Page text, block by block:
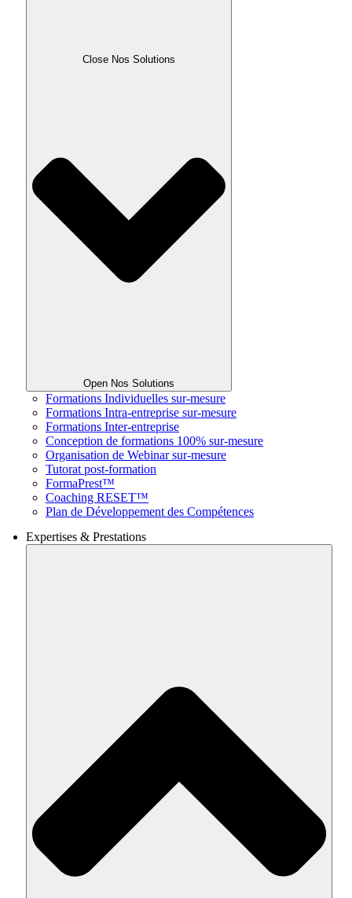
Close Nos Solutions
Open Nos Solutions
Formations Individuelles sur-mesure
Formations Intra-entreprise sur-mesure
Formations Inter-entreprise
Conception de formations 100% sur-mesure
Organisation de Webinar sur-mesure
Tutorat post-formation
FormaPrest™
Coaching RESET™
Plan de Développement des Compétences
Expertises & Prestations